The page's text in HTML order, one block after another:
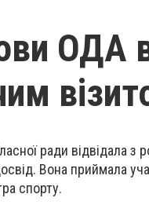
ОДА
ради відвідала
Вона приймала
спорту.